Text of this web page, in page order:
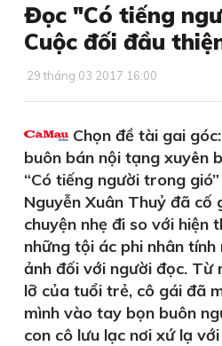
Đọc "Có tiếng
Cuộc đối đầu
29 tháng 03 2017 16:00
Chọn đề tài gai
buôn bán nội tạng xuyên
“Có tiếng người trong
Nguyễn Xuân Thuỷ đã cố
chuyện nhẹ đi so với hiện
những tội ác phi nhân
ảnh đối với người đọc. Từ
lỡ của tuổi trẻ, cô gái đã
mình vào tay bọn buôn
con cô lưu lạc nơi xứ lạ